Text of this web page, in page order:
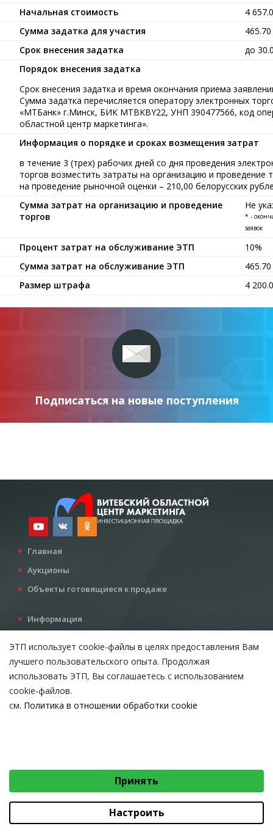
Начальная стоимость
4
Сумма задатка для участия
Срок внесения задатка
до
Порядок внесения задатка
Срок внесения задатка и время окончания приема
Сумма задатка перечисляется оператору электронных
«МТБанк» г.Минск, БИК MTBKBY22, УНП 390477566, код
областной центр маркетинга».
Информация о порядке и сроках возмещения затрат
в течение 3 (трех) рабочих дней со дня проведения
торгов возместить затраты на организацию и
на проведение рыночной оценки – 210,00 белорусских
Сумма затрат на организацию и проведение
торгов
Не
* -
заявок
Процент затрат на обслуживание ЭТП
10%
Сумма затрат на обслуживание ЭТП
Размер штрафа
4
Подписаться на новые поступления
Главная
Аукционы
Объекты готовящиеся к продаже
Информация
Все для инвестора
Контакты
Возникли вопросы?
© 2026 Коммунальное консалтинговое унитарное предприятие
«Витебский областной центр маркетинга» - Все права защищены
авторским правом
Коммунальное консалтинговое унитарное предприятие «Витебский областной
ЭТП использует cookie-файлы в целях предоставления Вам
лучшего пользовательского опыта. Продолжая
использовать ЭТП, Вы соглашаетесь с использованием
cookie-файлов.
см. Политика в отношении обработки cookie
Принять
Настроить